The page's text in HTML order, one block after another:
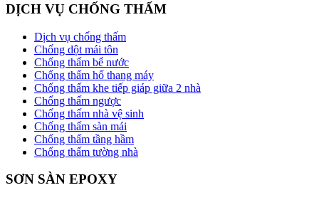
DỊCH VỤ CHỐNG THẤM
Dịch vụ chống thấm
Chống dột mái tôn
Chống thấm bể nước
Chống thấm hố thang máy
Chống thấm khe tiếp giáp giữa 2 nhà
Chống thấm ngược
Chống thấm nhà vệ sinh
Chống thấm sàn mái
Chống thấm tầng hầm
Chống thấm tường nhà
SƠN SÀN EPOXY